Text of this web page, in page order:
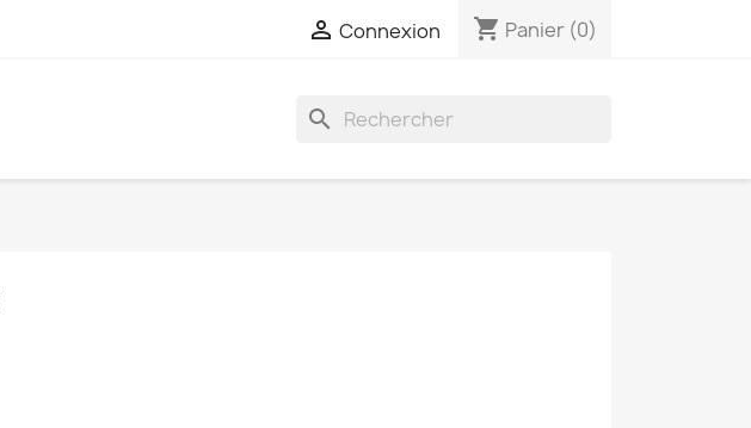
 Connexion shopping_cart Panier (0)
search